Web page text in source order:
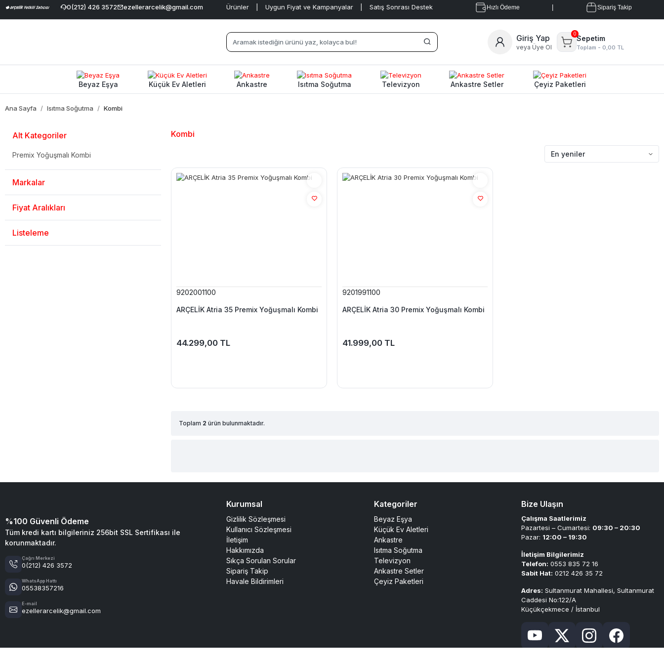
0(212) 426 3572 ezellerarcelik@gmail.com
İndirimi | Geniş Ürün Yelpazesi | %100 Orijinal ve Garantili Ürünler | Uygun Fiyat ve Kampanyalar | Satış Sonrası Destek | Hızlı Ödeme Sipariş Takip
Giriş Yap
veya Üye Ol
0
Sepetim
Toplam - 0,00 TL
Beyaz Eşya Küçük Ev Aletleri Ankastre Isıtma Soğutma Televizyon Ankastre Setler Çeyiz Paketleri
Ana Sayfa Isıtma Soğutma Kombi
Alt Kategoriler
Premix Yoğuşmalı Kombi
Markalar
Fiyat Aralıkları
Listeleme
Kombi
9202001100
ARÇELİK Atria 35 Premix Yoğuşmalı Kombi
44.299,00 TL
9201991100
ARÇELİK Atria 30 Premix Yoğuşmalı Kombi
41.999,00 TL
Toplam 2 ürün bulunmaktadır.
%100 Güvenli Ödeme
Tüm kredi kartı bilgileriniz 256bit SSL Sertifikası ile
korunmaktadır.
Çağrı Merkezi
0(212) 426 3572
WhatsApp Hattı
05538357216
E-mail
ezellerarcelik@gmail.com
Kurumsal
Gizlilik Sözleşmesi
Kullanıcı Sözleşmesi
İletişim
Hakkımızda
Sıkça Sorulan Sorular
Sipariş Takip
Havale Bildirimleri
Kategoriler
Beyaz Eşya
Küçük Ev Aletleri
Ankastre
Isıtma Soğutma
Televizyon
Ankastre Setler
Çeyiz Paketleri
Bize Ulaşın
Çalışma Saatlerimiz
Pazartesi – Cumartesi: 09:30 – 20:30
Pazar: 12:00 – 19:30
İletişim Bilgilerimiz
Telefon: 0553 835 72 16
Sabit Hat: 0212 426 35 72
Adres: Sultanmurat Mahallesi, Sultanmurat
Caddesi No:122/A
Küçükçekmece / İstanbul